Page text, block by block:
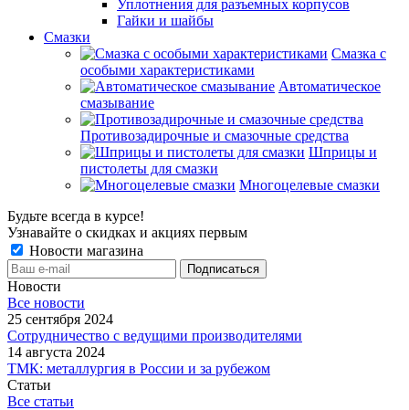
Уплотнения для разъемных корпусов
Гайки и шайбы
Смазки
Смазка с
особыми характеристиками
Автоматическое
смазывание
Противозадирочные и смазочные средства
Шприцы и
пистолеты для смазки
Многоцелевые смазки
Будьте всегда в курсе!
Узнавайте о скидках и акциях первым
Новости магазина
Новости
Все новости
25 сентября 2024
Сотрудничество с ведущими производителями
14 августа 2024
ТМК: металлургия в России и за рубежом
Статьи
Все статьи